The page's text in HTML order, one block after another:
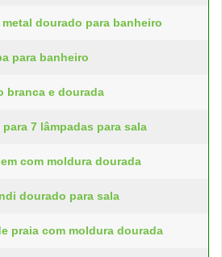
dourado para banheiro
para banheiro
branca e dourada
7 lâmpadas para sala
com moldura dourada
dourado para sala
praia com moldura dourada